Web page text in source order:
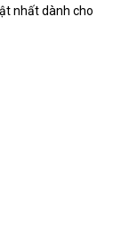
nhất dành cho